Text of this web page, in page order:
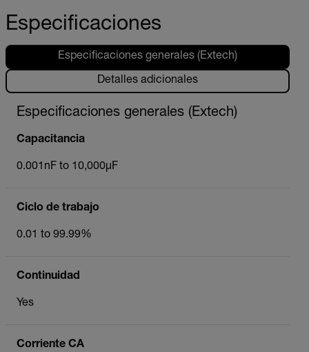
Especificaciones
Especificaciones generales (Extech)
Detalles adicionales
Especificaciones generales (Extech)
Capacitancia
0.001nF to 10,000µF
Ciclo de trabajo
0.01 to 99.99%
Continuidad
Yes
Corriente CA